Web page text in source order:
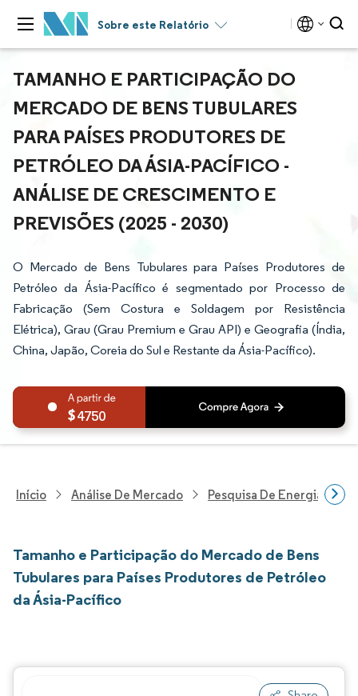
Sobre este Relatório
TAMANHO E PARTICIPAÇÃO DO
MERCADO DE BENS TUBULARES
PARA PAÍSES PRODUTORES DE
PETRÓLEO DA ÁSIA-PACÍFICO -
ANÁLISE DE CRESCIMENTO E
PREVISÕES (2025 - 2030)
O Mercado de Bens Tubulares para Países Produtores de
Petróleo da Ásia-Pacífico é segmentado por Processo de
Fabricação (Sem Costura e Soldagem por Resistência
Elétrica), Grau (Grau Premium e Grau API) e Geografia (Índia,
China, Japão, Coreia do Sul e Restante da Ásia-Pacífico).
4750
Início Análise De Mercado Pesquisa De Energia E
Tamanho e Participação do Mercado de Bens
Tubulares para Países Produtores de Petróleo
da Ásia-Pacífico